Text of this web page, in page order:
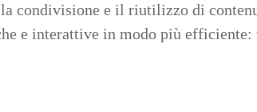
condivisione e il riutilizzo di
e interattive in modo più